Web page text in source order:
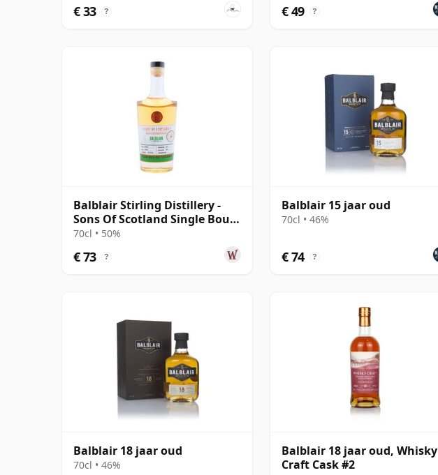
€ 33 ? € 49 ?
Balblair Stirling Distillery -
Sons Of Scotland Single Bour
2014 10 jaar oud
70cl • 50%
€ 73 ?
Balblair 15 jaar oud
70cl • 46%
€ 74 ?
Balblair 18 jaar oud
70cl • 46%
Balblair 18 jaar oud, Whisky
Craft Cask #2